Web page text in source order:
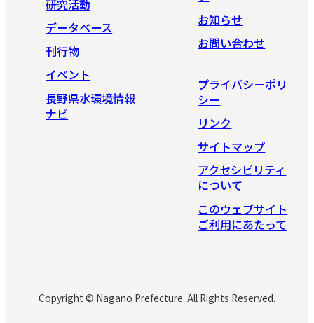
研究活動
データベース
刊行物
イベント
長野県水環境情報
ナビ
お知らせ
お問い合わせ
プライバシーポリ
シー
リンク
サイトマップ
アクセシビリティ
について
このウェブサイト
ご利用にあたって
Copyright © Nagano Prefecture. All Rights Reserved.